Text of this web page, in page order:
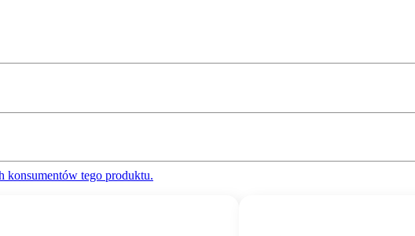
konsumentów tego produktu.